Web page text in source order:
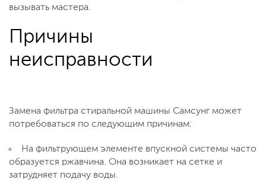
вызывать мастера.
Причины
неисправности
Замена фильтра стиральной машины Самсунг может
потребоваться по следующим причинам:
На фильтрующем элементе впускной системы часто
образуется ржавчина. Она возникает на сетке и
затрудняет подачу воды.